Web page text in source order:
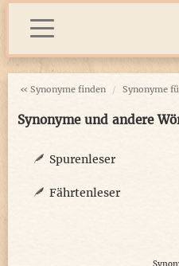
« Synonyme finden Synonyme
Synonyme und andere
Spurenleser
Fährtenleser